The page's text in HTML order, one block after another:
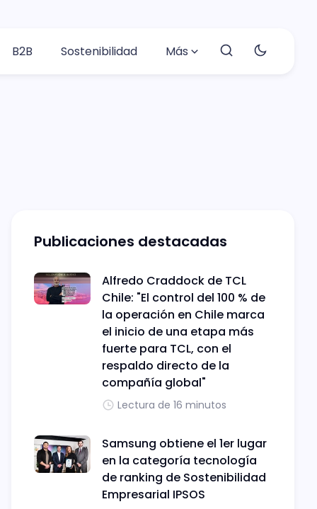
B2B Sostenibilidad Más
Publicaciones destacadas
Alfredo Craddock de TCL
Chile: "El control del 100 % de
la operación en Chile marca
el inicio de una etapa más
fuerte para TCL, con el
respaldo directo de la
compañía global"
Lectura de 16 minutos
Samsung obtiene el 1er lugar
en la categoría tecnología
de ranking de Sostenibilidad
Empresarial IPSOS